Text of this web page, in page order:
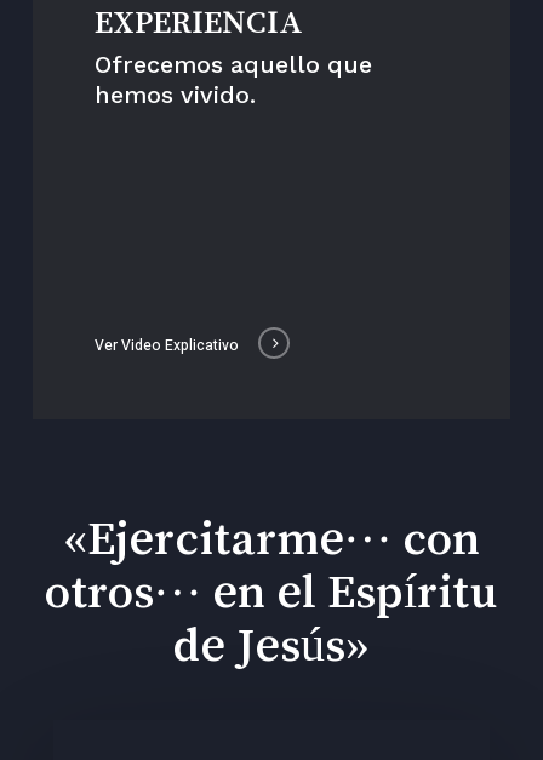
EXPERIENCIA
Ofrecemos aquello que
hemos vivido.
Ver Video Explicativo
«Ejercitarme… con
otros… en el Espíritu
de Jesús»